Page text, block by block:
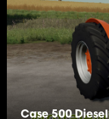
Case 500 Diesel